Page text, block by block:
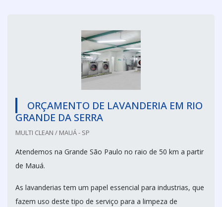
ORÇAMENTO DE LAVANDERIA EM RIO
GRANDE DA SERRA
MULTI CLEAN / MAUÁ - SP
Atendemos na Grande São Paulo no raio de 50 km a partir
de Mauá.
As lavanderias tem um papel essencial para industrias, que
fazem uso deste tipo de serviço para a limpeza de